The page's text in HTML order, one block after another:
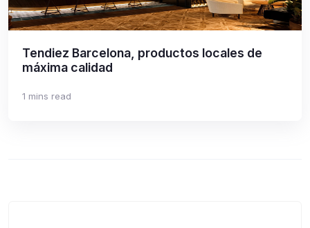
Tendiez Barcelona, productos locales de
máxima calidad
1 mins read